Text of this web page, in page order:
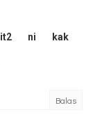
ni kak
Balas